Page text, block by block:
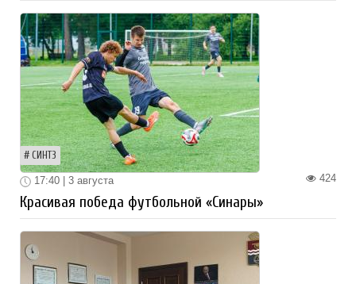
СИНТЗ
424
17:40 | 3 августа
Красивая победа футбольной «Синары»